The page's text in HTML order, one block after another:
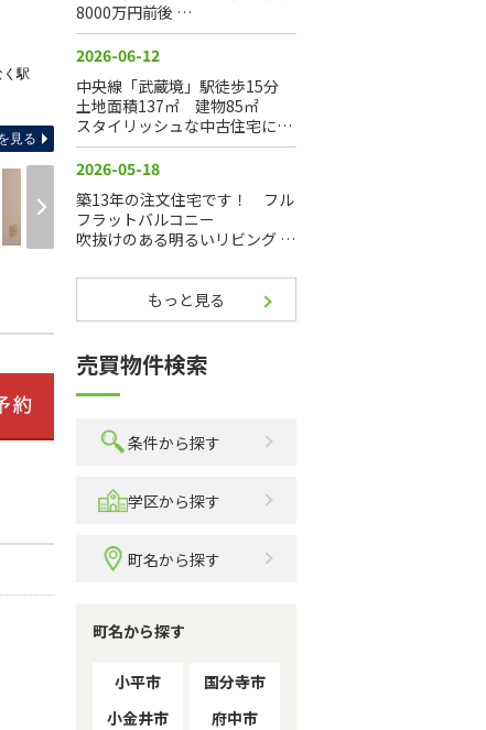
駅
見る
もっと見る
売買物件検索
条件から探す
学区から探す
町名から探す
町名から探す
小平市
国分寺市
小金井市
府中市